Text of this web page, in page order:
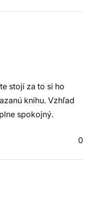
stojí za to si ho
knihu. Vzhľad
spokojný.
0